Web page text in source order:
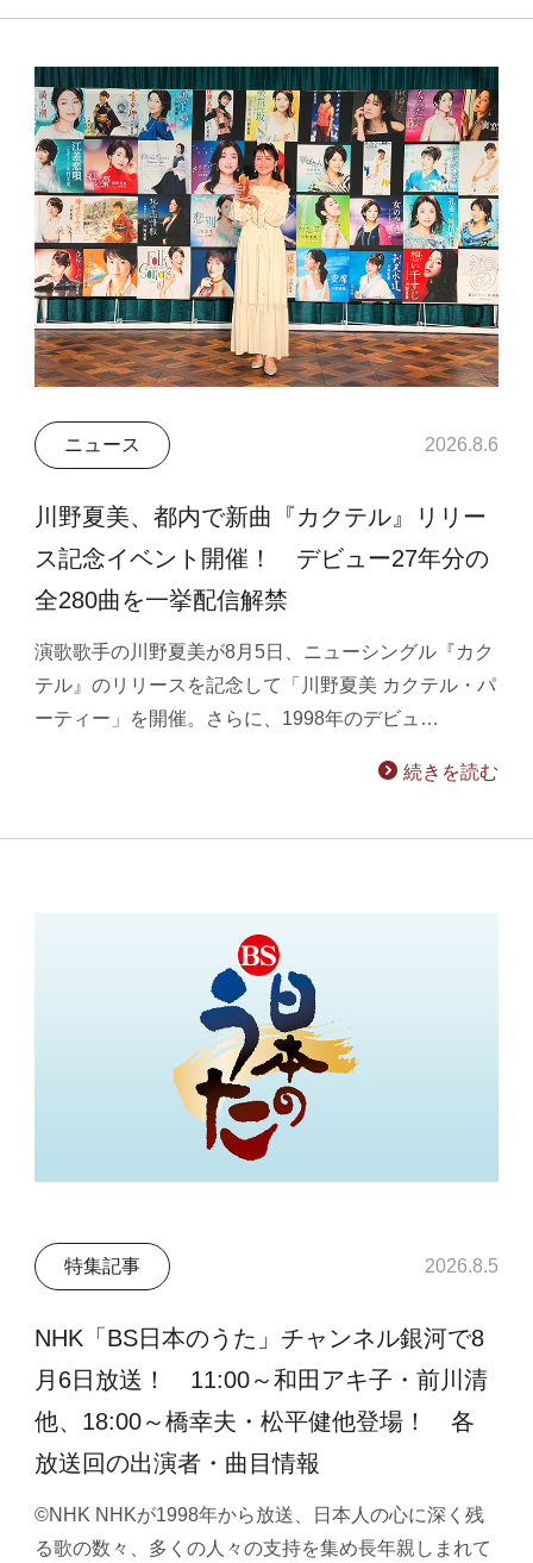
ニュース 2026.8.6
川野夏美、都内で新曲『カクテル』リリー
ス記念イベント開催！ デビュー27年分の
全280曲を一挙配信解禁
演歌歌手の川野夏美が8月5日、ニューシングル『カク
テル』のリリースを記念して「川野夏美 カクテル・パ
ーティー」を開催。さらに、1998年のデビュ…
続きを読む
特集記事 2026.8.5
NHK「BS日本のうた」チャンネル銀河で8
月6日放送！ 11:00～和田アキ子・前川清
他、18:00～橋幸夫・松平健他登場！ 各
放送回の出演者・曲目情報
©NHK NHKが1998年から放送、日本人の心に深く残
る歌の数々、多くの人々の支持を集め長年親しまれて